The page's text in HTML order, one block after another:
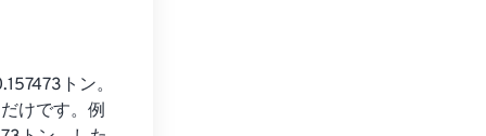
トン。
けです。例